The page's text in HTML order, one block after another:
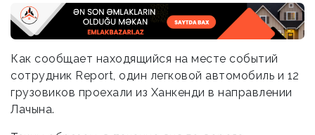
Как сообщает находящийся на месте событий
сотрудник Report, один легковой автомобиль и 12
грузовиков проехали из Ханкенди в направлении
Лачына.